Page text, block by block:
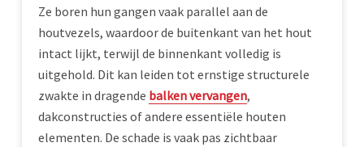
Ze boren hun gangen vaak parallel aan de
houtvezels, waardoor de buitenkant van het hout
intact lijkt, terwijl de binnenkant volledig is
uitgehold. Dit kan leiden tot ernstige structurele
zwakte in dragende balken vervangen,
dakconstructies of andere essentiële houten
elementen. De schade is vaak pas zichtbaar